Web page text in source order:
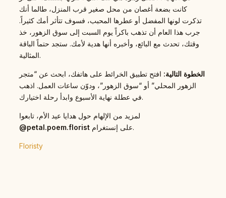
كانت بضعة أغصان من محل صغير قرب المنزل، طالما أنك
تذكرت لونها المفضل أو عطرها المحبب، فسوف تتأثر أمك كثيراً.
جرب هذا العام أن تذهب باكراً يوم السبت إلى سوق الزهور، خذ
وقتك، تحدث مع البائع، وأخبره أنها هدية لأمك. ستجد حتماً الباقة
المثالية.
الخطوة التالية: افتح تطبيق الخرائط على هاتفك، ابحث عن “متجر
الزهور المحلي” أو “سوق الزهور”، ودوّن ساعات العمل. اذهب
في عطلة نهاية الأسبوع وابدأ رحلة اختيارك.
لمزيد من الإلهام حول هدايا عيد الأم، تابعوا
@petal.poem.florist
على إنستغرام.
Floristy